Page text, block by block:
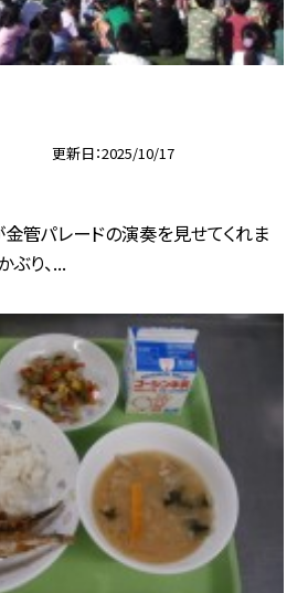
更新日 2025/10/17
管パレードの演奏を見せてくれま
ぶり、...